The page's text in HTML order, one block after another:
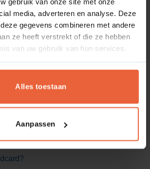
media, adverteren en analyse. Deze
gegevens combineren met andere
ze heeft verstrekt of die ze hebben
van uw gebruik van hun services.
Alles toestaan
Aanpassen
richtlijn?
in het robots.txt bestand?
richtlijn?
agent?